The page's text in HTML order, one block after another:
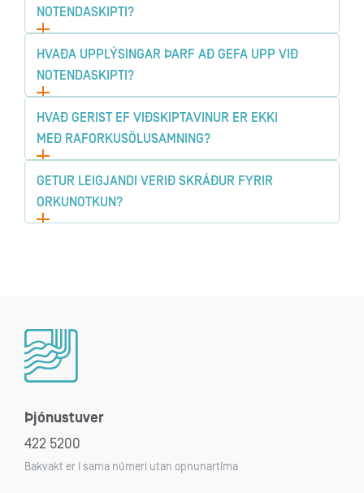
NOTENDASKIPTI?
HVAÐA UPPLÝSINGAR ÞARF AÐ GEFA UPP VIÐ
NOTENDASKIPTI?
HVAÐ GERIST EF VIÐSKIPTAVINUR ER EKKI
MEÐ RAFORKUSÖLUSAMNING?
GETUR LEIGJANDI VERIÐ SKRÁÐUR FYRIR
ORKUNOTKUN?
Þjónustuver
422 5200
Bakvakt er í sama númeri utan opnunartíma